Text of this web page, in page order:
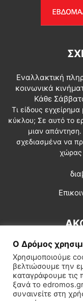
Εναλλακτική
κοινωνικά
Κάθε
Τι είδους
κύκλου; Σε αυτό το
μιαν
σχεδιασμένα να
χώρας
Εγγραφή
Ο Δρόμος
Χρησιμοποιούμε
βελτιώσουμε την
καταγράφουμε τις
ξανά το
συναινείτε στη